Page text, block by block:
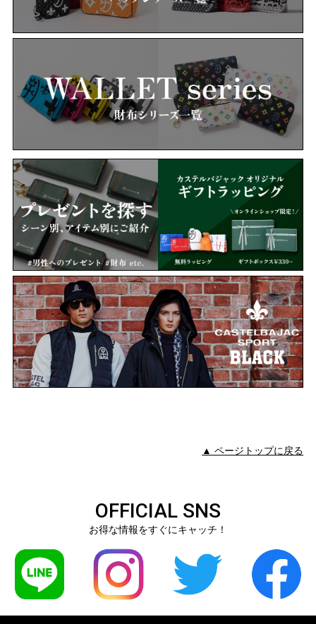
▲ ページトップに戻る
OFFICIAL SNS
お得な情報をすぐにキャッチ！